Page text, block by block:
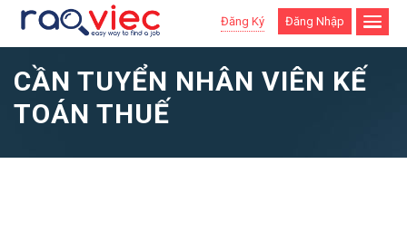
Đăng Ký Đăng Nhập
CẦN TUYỂN NHÂN VIÊN KẾ
TOÁN THUẾ